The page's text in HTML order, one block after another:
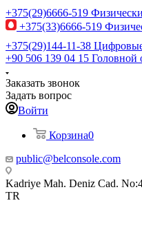
+375(29)6666-519
+375(33)6666-519
+375(29)144-11-38
+90 506 139 04 15 Головной
Заказать звонок
Задать вопрос
Войти
Корзина0
public@belconsole.com
Kadriye Mah. Deniz Cad.
TR